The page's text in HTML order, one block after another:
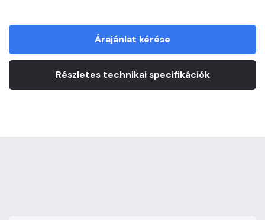
Árajánlat kérése
Részletes technikai specifikációk